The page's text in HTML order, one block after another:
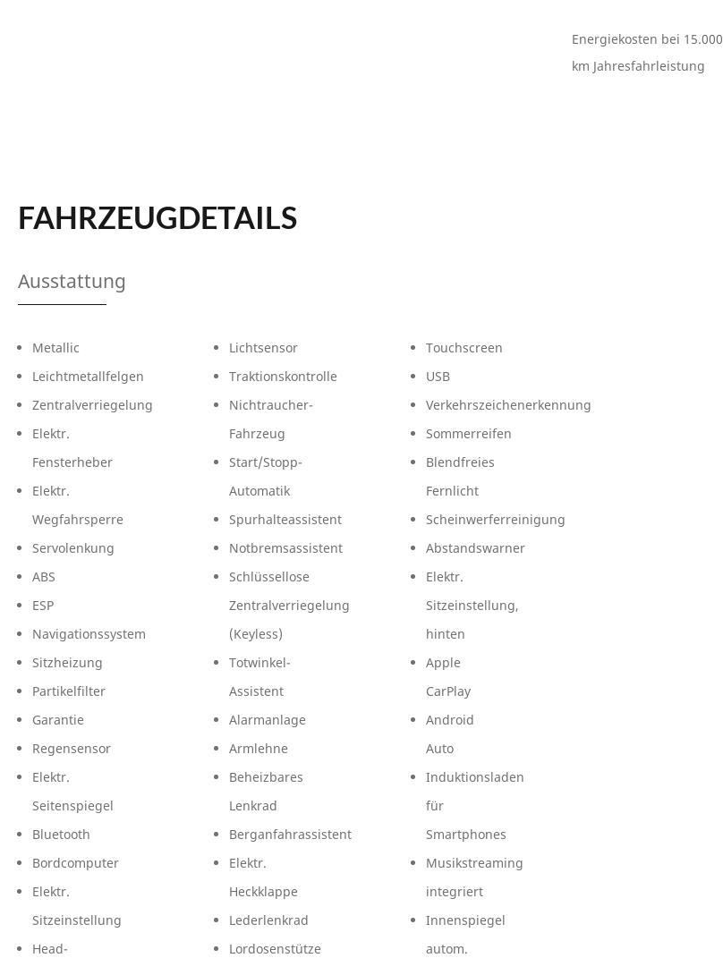
Energiekosten bei 15.000
km Jahresfahrleistung
FAHRZEUGDETAILS
Ausstattung
Metallic
Leichtmetallfelgen
Zentralverriegelung
Elektr.
Fensterheber
Elektr.
Wegfahrsperre
Servolenkung
ABS
ESP
Navigationssystem
Sitzheizung
Partikelfilter
Garantie
Regensensor
Elektr.
Seitenspiegel
Bluetooth
Bordcomputer
Elektr.
Sitzeinstellung
Head-
Lichtsensor
Traktionskontrolle
Nichtraucher-
Fahrzeug
Start/Stopp-
Automatik
Spurhalteassistent
Notbremsassistent
Schlüssellose
Zentralverriegelung
(Keyless)
Totwinkel-
Assistent
Alarmanlage
Armlehne
Beheizbares
Lenkrad
Berganfahrassistent
Elektr.
Heckklappe
Lederlenkrad
Lordosenstütze
Touchscreen
USB
Verkehrszeichenerkennung
Sommerreifen
Blendfreies
Fernlicht
Scheinwerferreinigung
Abstandswarner
Elektr.
Sitzeinstellung,
hinten
Apple
CarPlay
Android
Auto
Induktionsladen
für
Smartphones
Musikstreaming
integriert
Innenspiegel
autom.